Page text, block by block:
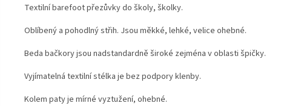
Textilní barefoot přezůvky do školy, školky.
Oblíbený a pohodlný střih. Jsou měkké, lehké, velice ohebné.
Beda bačkory jsou nadstandardně široké zejména v oblasti špičky.
Vyjímatelná textilní stélka je bez podpory klenby.
Kolem paty je mírné vyztužení, ohebné.